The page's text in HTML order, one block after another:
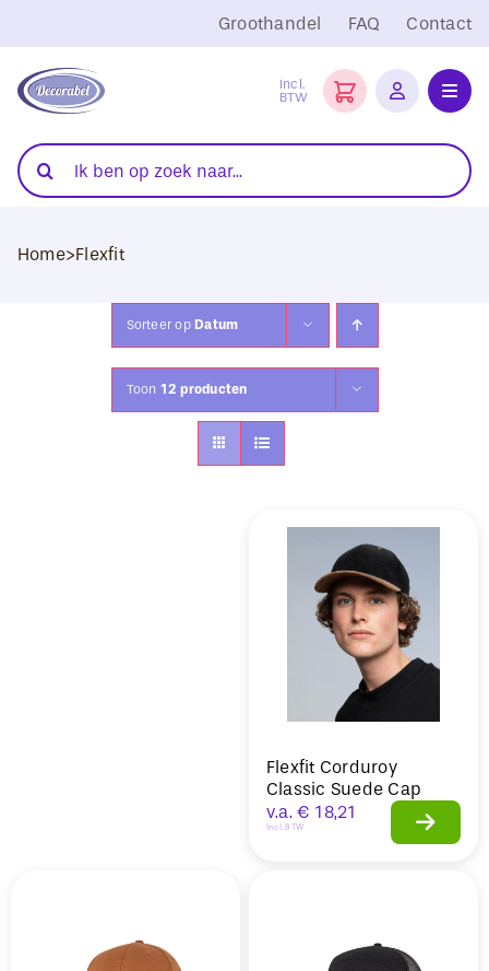
naar
inhoud
Groothandel FAQ Contact
Incl.
BTW
Folies
Transferpersen
Blanco Textiel
Zoeken
naar:
Home>Flexfit
Sorteer op Datum
Toon 12 producten
Flexfit Corduroy
Classic Suede Cap
v.a. € 18,21
Incl. BTW